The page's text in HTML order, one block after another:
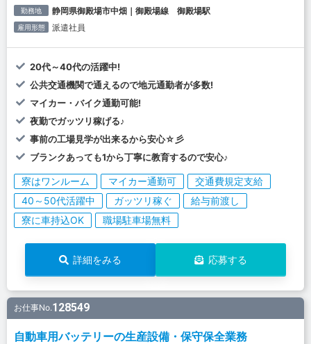
勤務地 静岡県御殿場市中畑｜御殿場線 御殿場駅
雇用形態 派遣社員
20代～40代の活躍中!
公共交通機関で通えるので地元通勤者が多数!
マイカー・バイク通勤可能!
夜勤でガッツリ稼げる♪
事前の工場見学が出来るから安心☆彡
ブランクあっても1から丁寧に教育するので安心♪
寮はワンルーム マイカー通勤可
交通費規定支給
40～50代活躍中
ガッツリ稼ぐ
給与前渡し
寮に車持込OK
職場駐車場無料
詳細をみる 応募する
お仕事No.128549
自動車用バッテリーの生産設備・保守保全業務